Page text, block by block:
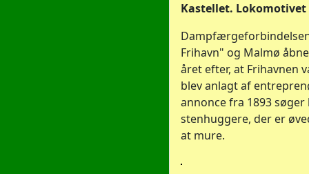
Kastellet. Lokomotivet
Frihavn" og Malmø
året efter, at Frihavnen
blev anlagt af
annonce fra 1893 søger
stenhuggere, der er
at mure.